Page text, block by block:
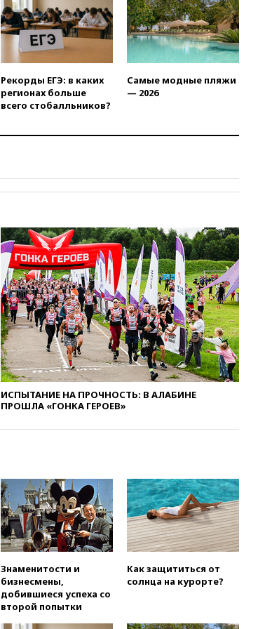
ранения при атаке дрона на
Белгородскую область
Bloomberg:
авиакомпании США обязали
проверить самолеты Boeing на
наличие трещин
17:35
окна 10-го этажа
расследует серию
самоубийств своих служащих
полеты в аэропорту
Геленджика
16:50
В Братиславе загорелся
крупнейший НПЗ Slovnaft
16:45«Яблоко» подаст иск к
депутату Госдумы Алексею
Журавлеву
16:35Мельникова и еще
шесть гимнастов сборной
России не получили визы на
ЧЕ
16:16Движение по
перекрывали второй раз за
АФК «Наследие» получили от
шести до 12 лет колонии
15:45
Верховный суд 10
августа рассмотрит иск о
снятии «Яблока» с выборов
пострадали при пожаре на
складе с красками в Брянске
Рекорды ЕГЭ: в каких
регионах больше
всего стобалльников?
Самые модные пляжи
— 2026
ИСПЫТАНИЕ НА ПРОЧНОСТЬ: В АЛАБИНЕ
ПРОШЛА «ГОНКА ГЕРОЕВ»
Знаменитости и
бизнесмены,
добившиеся успеха со
второй попытки
Как защититься от
солнца на курорте?